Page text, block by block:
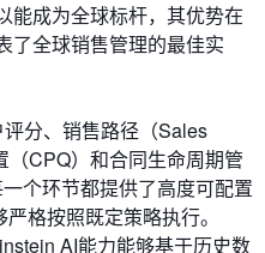
能成为全球标杆，其优势在
了全球销售管理的最佳实
评分、销售路径（Sales
CPQ）和合同生命周期管
个环节都提供了高度可配置
格按照既定策略执行。
AI能力能够基于历史数